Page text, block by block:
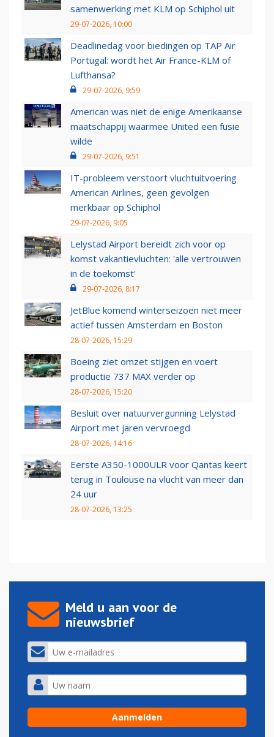
samenwerking met KLM op Schiphol uit
29-07-2026, 10:00
Deadlinedag voor biedingen op TAP Air
Portugal: wordt het Air France-KLM of
Lufthansa?
29-07-2026, 9:59
American was niet de enige Amerikaanse
maatschappij waarmee United een fusie
wilde
29-07-2026, 9:51
IT-probleem verstoort vluchtuitvoering
American Airlines, geen gevolgen
merkbaar op Schiphol
29-07-2026, 9:05
Lelystad Airport bereidt zich voor op
komst vakantievluchten: 'alle vertrouwen
in de toekomst'
29-07-2026, 8:17
JetBlue komend winterseizoen niet meer
actief tussen Amsterdam en Boston
28-07-2026, 15:29
Boeing ziet omzet stijgen en voert
productie 737 MAX verder op
28-07-2026, 15:20
Besluit over natuurvergunning Lelystad
Airport met jaren vervroegd
28-07-2026, 14:16
Eerste A350-1000ULR voor Qantas keert
terug in Toulouse na vlucht van meer dan
24 uur
28-07-2026, 13:25
Meld u aan voor de
nieuwsbrief